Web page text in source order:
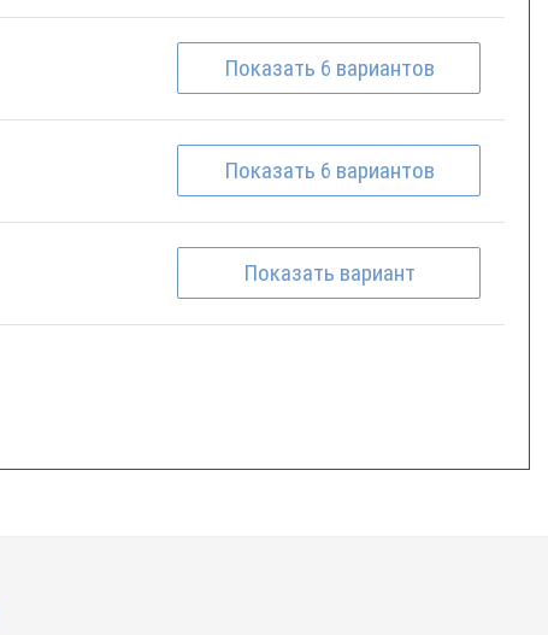
Показать 6 вариантов
Показать 6 вариантов
Показать вариант